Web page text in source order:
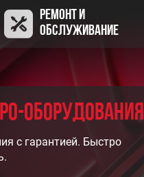
с гарантией. Быстро
ОБОРУДОВАНИЯ
РЕМОНТ И
ОБСЛУЖИВАНИЕ